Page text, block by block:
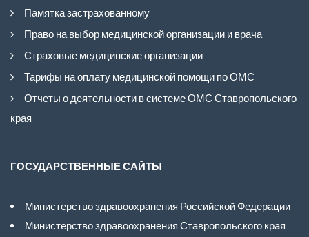
Памятка застрахованному
Право на выбор медицинской организации и врача
Страховые медицинские организации
Тарифы на оплату медицинской помощи по ОМС
Отчеты о деятельности в системе ОМС Ставропольского
края
ГОСУДАРСТВЕННЫЕ САЙТЫ
Министерство здравоохранения Российской Федерации
Министерство здравоохранения Ставропольского края